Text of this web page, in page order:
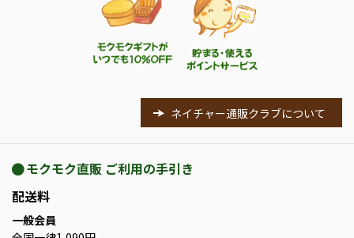
ネイチャー通販クラブについて
モクモク直販 ご利用の手引き
配送料
一般会員